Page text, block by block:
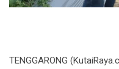
TENGGARONG